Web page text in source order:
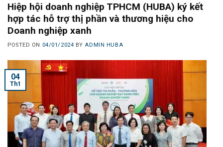
Hiệp hội doanh nghiệp TPHCM (HUBA) ký kết
hợp tác hỗ trợ thị phần và thương hiệu cho
Doanh nghiệp xanh
POSTED ON 04/01/2024 BY ADMIN HUBA
04
Th1